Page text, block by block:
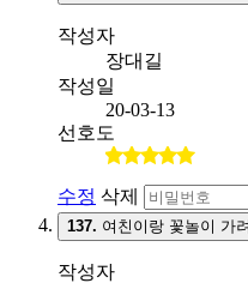
작성자
장대길
작성일
20-03-13
선호도
수정 삭제
137. 여친이랑 꽃놀이 가
작성자